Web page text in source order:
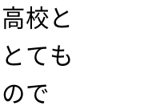
校と
ても
で